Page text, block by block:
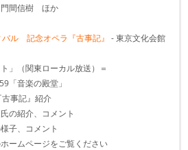
門間信樹 ほか
ル 記念オペラ『古事記』 - 東京文化会館
」（関東ローカル放送）＝
「音楽の殿堂」
事記』紹介
の紹介、コメント
子、コメント
ームページをご覧ください